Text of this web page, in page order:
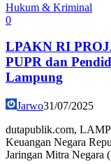
Hukum & Kriminal
0
LPAKN RI
PUPR dan
Lampung
Jarwo31/07/2025
dutapublik.com,
Keuangan Negara
Jaringan Mitra Negara